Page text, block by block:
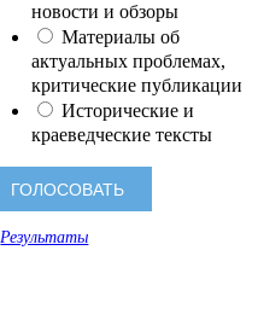
новости и обзоры
Материалы об
актуальных проблемах,
критические публикации
Исторические и
краеведческие тексты
Результаты